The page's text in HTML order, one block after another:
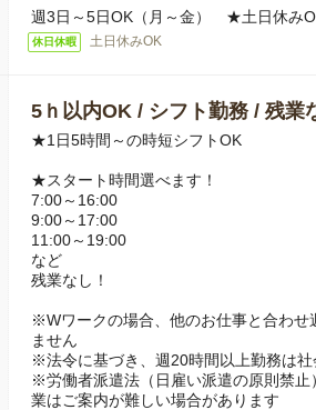
週3日～5日OK（月～金） ★土日休み
休日休暇 土日休みOK
5ｈ以内OK / シフト勤務 / 残業
★1日5時間～の時短シフトOK
★スタート時間選べます！
7:00～16:00
9:00～17:00
11:00～19:00
など
残業なし！
※Wワークの場合、他のお仕事と合わせ
ません
※法令に基づき、週20時間以上勤務は
※労働者派遣法（日雇い派遣の原則禁止
業はご案内が難しい場合があります